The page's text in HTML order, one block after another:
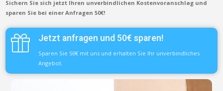
Sichern Sie sich jetzt Ihren unverbindlichen Kostenvoranschlag und
sparen Sie bei einer Anfragen 50€!
Jetzt anfragen und 50€ sparen!
Sparen Sie 50€ mit uns und erhalten Sie Ihr unverbindliches
Angebot.